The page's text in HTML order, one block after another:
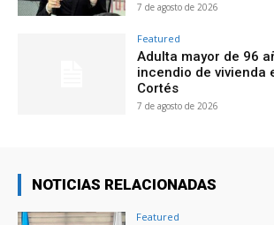
7 de agosto de 2026
Featured
Adulta mayor de 96
incendio de vivienda
Cortés
7 de agosto de 2026
NOTICIAS RELACIONADAS
Featured